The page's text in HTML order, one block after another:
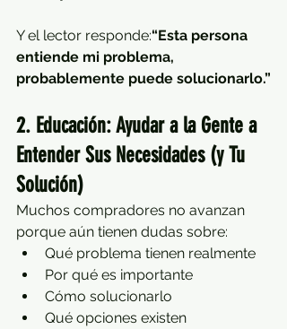
Y el lector responde:“Esta persona
entiende mi problema,
probablemente puede solucionarlo.”
2. Educación: Ayudar a la Gente a
Entender Sus Necesidades (y Tu
Solución)
Muchos compradores no avanzan
porque aún tienen dudas sobre:
Qué problema tienen realmente
Por qué es importante
Cómo solucionarlo
Qué opciones existen